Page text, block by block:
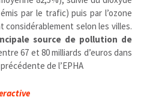
par le trafic) puis par l’ozone
considérablement selon les villes.
source de pollution de
67 et 80 milliards d’euros dans
précédente de l’EPHA